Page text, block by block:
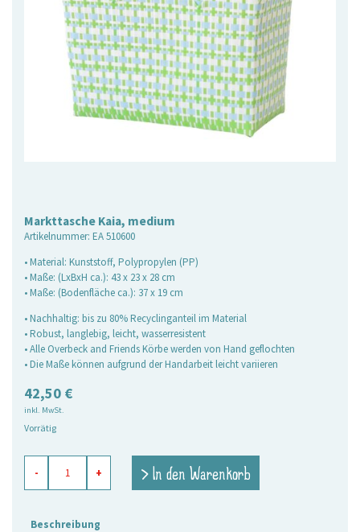
Markttasche Kaia, medium
Artikelnummer: EA 510600
• Material: Kunststoff, Polypropylen (PP)
• Maße: (LxBxH ca.): 43 x 23 x 28 cm
• Maße: (Bodenfläche ca.): 37 x 19 cm
• Nachhaltig: bis zu 80% Recyclinganteil im Material
• Robust, langlebig, leicht, wasserresistent
• Alle Overbeck and Friends Körbe werden von Hand geflochten
• Die Maße können aufgrund der Handarbeit leicht variieren
42,50 €
inkl. MwSt.
Vorrätig
Kaia,
medium
- + > In den Warenkorb
Beschreibung